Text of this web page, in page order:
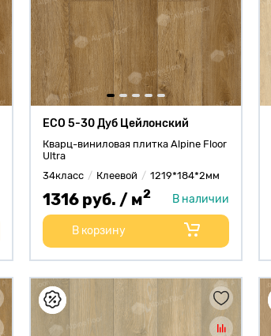
ECO 5-30 Дуб Цейлонский
Кварц-виниловая плитка Alpine Floor
Ultra
34класс
Клеевой 1219*184*2мм
1316 руб. / м2 В наличии
В корзину